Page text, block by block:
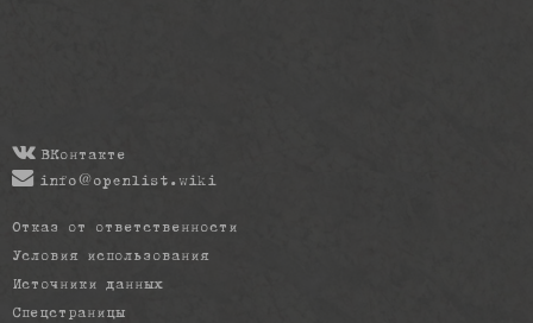
ВКонтакте
info@openlist.wiki
Отказ от ответственности
Условия использования
Источники данных
Спецстраницы